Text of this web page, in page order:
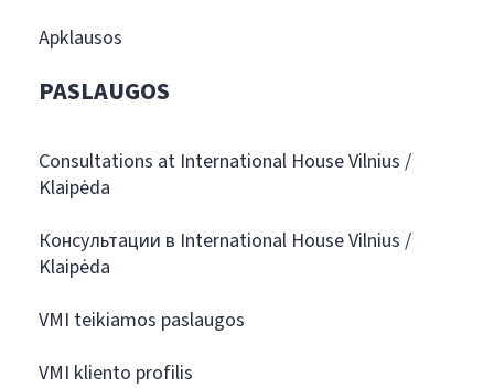
Apklausos
PASLAUGOS
Consultations at International House Vilnius /
Klaipėda
Консультации в International House Vilnius /
Klaipėda
VMI teikiamos paslaugos
VMI kliento profilis